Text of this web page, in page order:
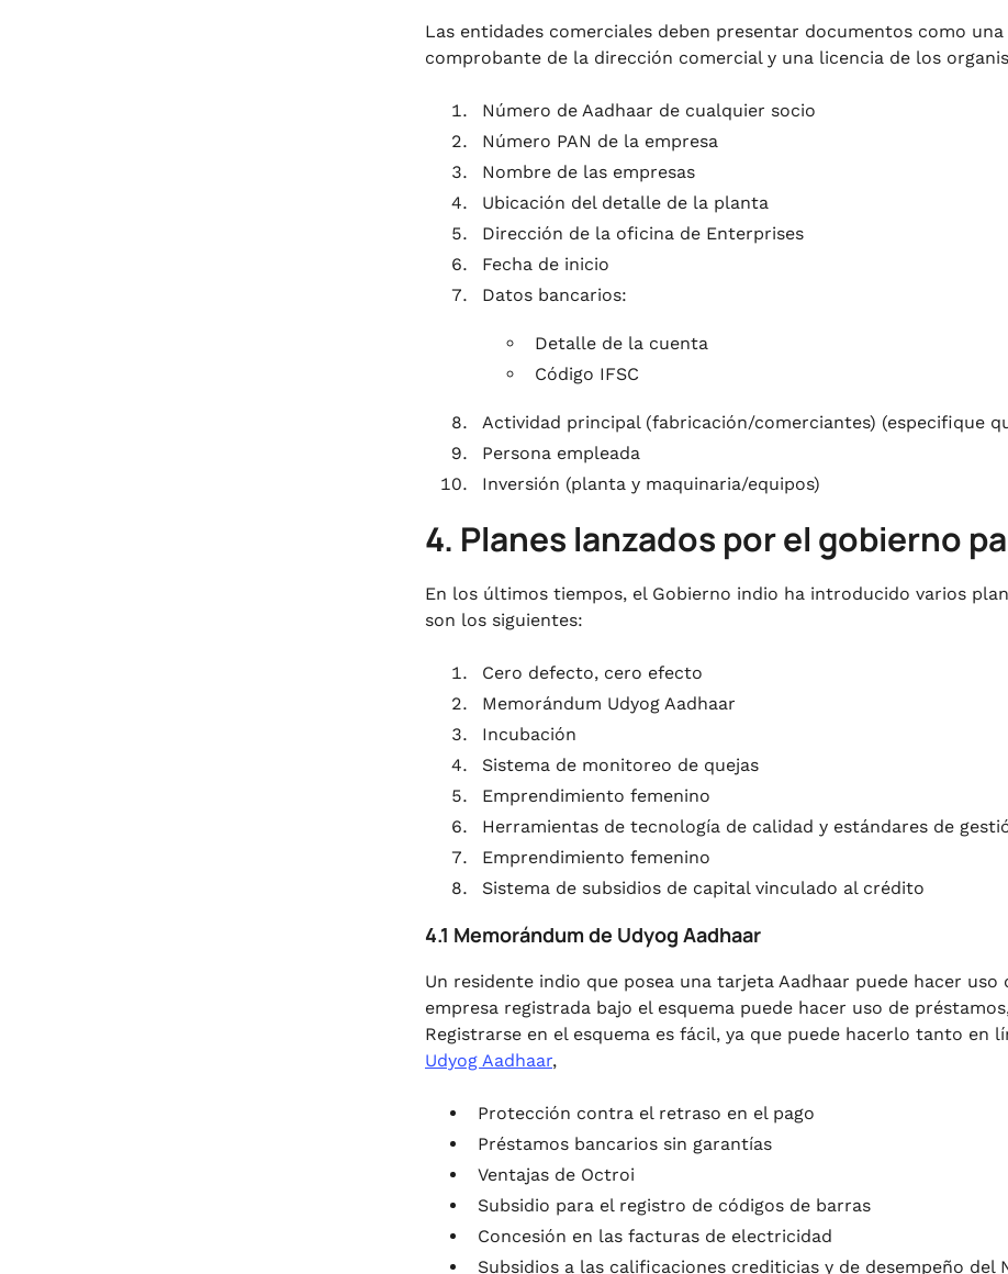
Las entidades comerciales deben presentar documentos como
comprobante de la dirección comercial y una licencia de los
Número de Aadhaar de cualquier socio
Número PAN de la empresa
Nombre de las empresas
Ubicación del detalle de la planta
Dirección de la oficina de Enterprises
Fecha de inicio
Datos bancarios:
Detalle de la cuenta
Código IFSC
Actividad principal (fabricación/comerciantes) (especifique
Persona empleada
Inversión (planta y maquinaria/equipos)
4. Planes lanzados por el gobierno
En los últimos tiempos, el Gobierno indio ha introducido varios
son los siguientes:
Cero defecto, cero efecto
Memorándum Udyog Aadhaar
Incubación
Sistema de monitoreo de quejas
Emprendimiento femenino
Herramientas de tecnología de calidad y estándares de
Emprendimiento femenino
Sistema de subsidios de capital vinculado al crédito
4.1 Memorándum de Udyog Aadhaar
Un residente indio que posea una tarjeta Aadhaar puede hacer uso
empresa registrada bajo el esquema puede hacer uso de
Registrarse en el esquema es fácil, ya que puede hacerlo tanto en
Udyog Aadhaar,
Protección contra el retraso en el pago
Préstamos bancarios sin garantías
Ventajas de Octroi
Subsidio para el registro de códigos de barras
Concesión en las facturas de electricidad
Subsidios a las calificaciones crediticias y de desempeño del